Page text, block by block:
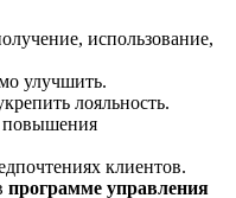
использование,
улучшить.
лояльность.
повышения
клиентов.
программе управления